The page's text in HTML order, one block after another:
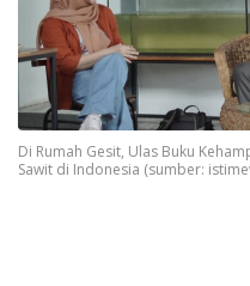
Di Rumah Gesit, Ulas Buku
Sawit di Indonesia (sumber: